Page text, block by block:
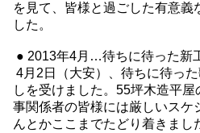
を見て、皆様と過ごした有意
した。
● 2013年4月…待ちに待った新
4月2日（大安）、待ちに待っ
しを受けました。55坪木造平
事関係者の皆様には厳しいスケ
んとかここまでたどり着きまし